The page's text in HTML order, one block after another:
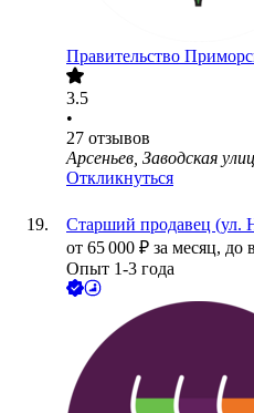
Правительство
3.5
•
27 отзывов
Арсеньев, Заводская
Откликнуться
Старший продавец (ул.
от 65 000 ₽ за месяц, до
Опыт 1-3 года